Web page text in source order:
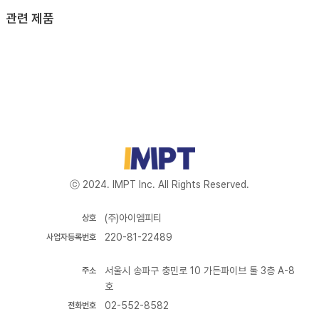
관련 제품
ⓒ 2024. IMPT Inc. All Rights Reserved.
(주)아이엠피티
상호
사업자등록번호
220-81-22489
주소
서울시 송파구 충민로 10 가든파이브 툴 3층 A-8
호
전화번호
02-552-8582